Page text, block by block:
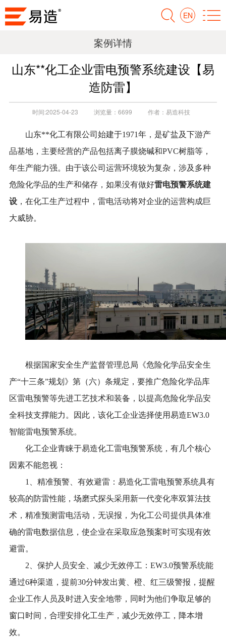
EN
案例详情
山东**化工企业雷电预警系统建设【易
造防雷】
时间:2025-04-23 浏览量： 6699 作者： 易造科技
山东**化工有限公司始建于1971年，是矿盐及下游产
品基地，主要经营的产品包括离子膜烧碱和PVC树脂等，
年生产能力强。由于该公司运营环境较为复杂，涉及多种
危险化学品的生产和储存，如果没有做好雷电预警系统建
设，在化工生产过程中，雷电活动将对企业的运营构成巨
大威胁。
根据国家安全生产监督管理总局《危险化学品安全生
产“十三条”规划》第（六）条规定，要推广危险化学品库
区雷电预警等先进工艺技术和装备，以提高危险化学品安
全科技支撑能力。因此，该化工企业选择使用易造EW3.0
智能雷电预警系统。
化工企业青睐于易造化工雷电预警系统，有几个核心
因素不能忽视：
1、精准预警、有效避雷：易造化工雷电预警系统具有
较高的防雷性能，场磨式探头采用新一代变化率双算法技
术，精准预测雷电活动，无误报，为化工公司提供具体准
确的雷电数据信息，使企业在采取应急预案时可实现有效
避雷。
2、保护人员安全、减少无效停工：EW3.0预警系统能
通过6种渠道，提前30分钟发出黄、橙、红三级警报，提醒
企业工作人员及时进入安全地带，同时为他们争取足够的
窗口时间，合理安排化工生产，减少无效停工，降本增
效。